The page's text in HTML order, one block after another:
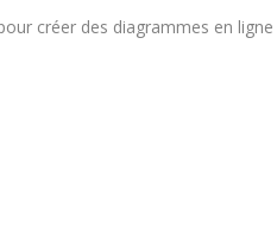
créer des diagrammes en